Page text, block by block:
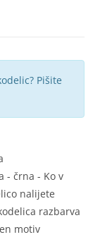
Pišite
- črna - Ko v
nalijete
razbarva
motiv